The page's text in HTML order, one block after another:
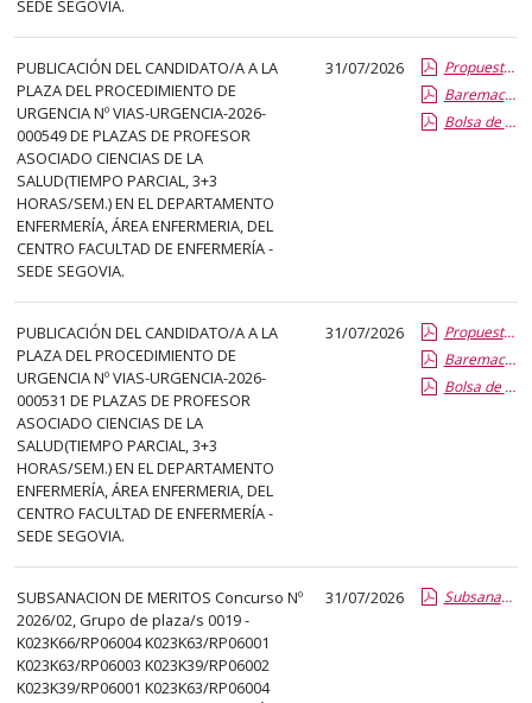
SEDE SEGOVIA.
PUBLICACIÓN DEL CANDIDATO/A A LA
PLAZA DEL PROCEDIMIENTO DE
URGENCIA Nº VIAS-URGENCIA-2026-
000549 DE PLAZAS DE PROFESOR
ASOCIADO CIENCIAS DE LA
SALUD(TIEMPO PARCIAL, 3+3
HORAS/SEM.) EN EL DEPARTAMENTO
ENFERMERÍA, ÁREA ENFERMERIA, DEL
CENTRO FACULTAD DE ENFERMERÍA -
SEDE SEGOVIA.
31/07/2026
Propuesta Formal de Contratacion por Vias de Urgencia
Baremacion de Candidatos
Bolsa de Empleo
PUBLICACIÓN DEL CANDIDATO/A A LA
PLAZA DEL PROCEDIMIENTO DE
URGENCIA Nº VIAS-URGENCIA-2026-
000531 DE PLAZAS DE PROFESOR
ASOCIADO CIENCIAS DE LA
SALUD(TIEMPO PARCIAL, 3+3
HORAS/SEM.) EN EL DEPARTAMENTO
ENFERMERÍA, ÁREA ENFERMERIA, DEL
CENTRO FACULTAD DE ENFERMERÍA -
SEDE SEGOVIA.
31/07/2026
Propuesta Formal de Contratacion por Vias de Urgencia
Baremacion de Candidatos
Bolsa de Empleo
SUBSANACION DE MERITOS Concurso Nº
2026/02, Grupo de plaza/s 0019 -
K023K66/RP06004 K023K63/RP06001
K023K63/RP06003 K023K39/RP06002
K023K39/RP06001 K023K63/RP06004
31/07/2026 Subsanacion de meritos